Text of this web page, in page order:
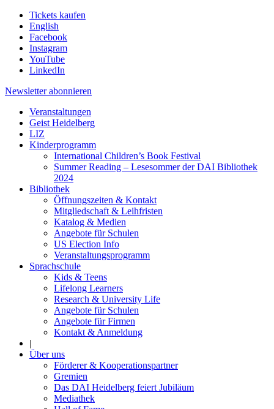
Tickets kaufen
English
Facebook
Instagram
YouTube
LinkedIn
Newsletter abonnieren
Veranstaltungen
Geist Heidelberg
LIZ
Kinderprogramm
International Children’s Book Festival
Summer Reading – Lesesommer der DAI Bibliothek
2024
Bibliothek
Öffnungszeiten & Kontakt
Mitgliedschaft & Leihfristen
Katalog & Medien
Angebote für Schulen
US Election Info
Veranstaltungsprogramm
Sprachschule
Kids & Teens
Lifelong Learners
Research & University Life
Angebote für Schulen
Angebote für Firmen
Kontakt & Anmeldung
|
Über uns
Förderer & Kooperationspartner
Gremien
Das DAI Heidelberg feiert Jubiläum
Mediathek